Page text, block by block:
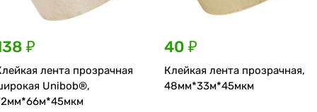
₽
лента прозрачная
Unibob®,
40 ₽
Клейкая лента прозрачная,
48мм*33м*45мкм